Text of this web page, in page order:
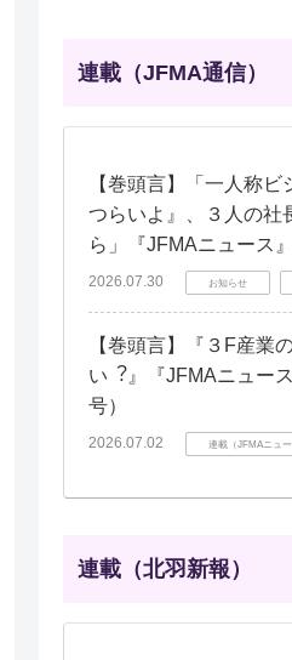
連載（JFMA通信）
【巻頭言】「一人称
つらいよ』、３人の社
ら」『JFMAニュース
2026.07.30 お知らせ
【巻頭言】『３F産業
い︖』『JFMAニュー
号）
2026.07.02 連載（JFMAニュー
連載（北羽新報）